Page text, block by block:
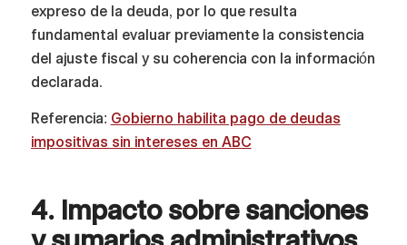
expreso de la deuda, por lo que resulta
fundamental evaluar previamente la consistencia
del ajuste fiscal y su coherencia con la información
declarada.
Referencia: Gobierno habilita pago de deudas
impositivas sin intereses en ABC
4. Impacto sobre sanciones